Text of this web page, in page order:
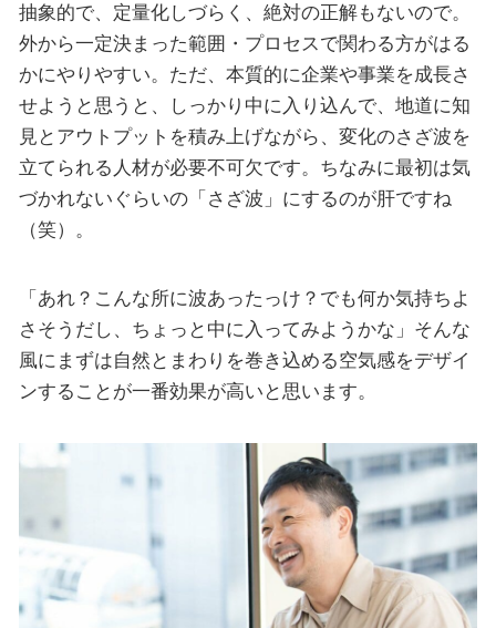
抽象的で、定量化しづらく、絶対の正解もないので。
外から一定決まった範囲・プロセスで関わる方がはる
かにやりやすい。ただ、本質的に企業や事業を成長さ
せようと思うと、しっかり中に入り込んで、地道に知
見とアウトプットを積み上げながら、変化のさざ波を
立てられる人材が必要不可欠です。ちなみに最初は気
づかれないぐらいの「さざ波」にするのが肝ですね
（笑）。
「あれ？こんな所に波あったっけ？でも何か気持ちよ
さそうだし、ちょっと中に入ってみようかな」そんな
風にまずは自然とまわりを巻き込める空気感をデザイ
ンすることが一番効果が高いと思います。